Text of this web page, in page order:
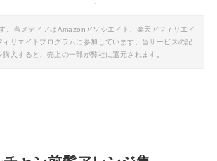
。当メディアはAmazonアソシエイト、楽天アフィリエイ
ィリエイトプログラムに参加しています。当サービスの記
入すると、売上の一部が弊社に還元されます。